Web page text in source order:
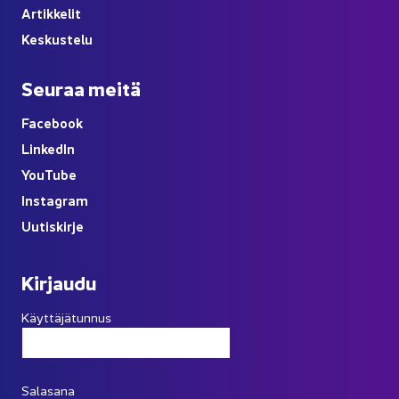
Ar­tik­ke­lit
Kes­kus­te­lu
Seu­raa meitä
Face­book
Lin­ke­dIn
YouTube
Ins­ta­gram
Uu­tis­kir­je
Kir­jau­du
Käyttäjätunnus
Salasana